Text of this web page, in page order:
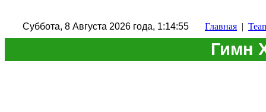
Суббота, 8 Августа 2026 года, 1:14:56 Главная |
Гимн